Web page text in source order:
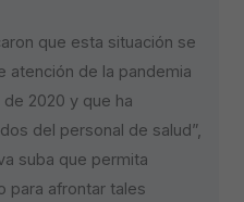
que esta situación se
atención de la pandemia
2020 y que ha
del personal de salud”,
suba que permita
para afrontar tales